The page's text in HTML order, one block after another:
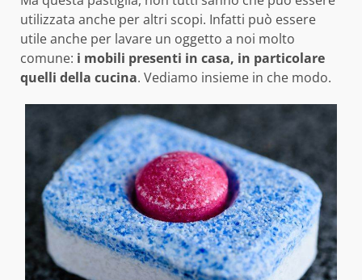
utilizzata anche per altri scopi. Infatti può essere
utile anche per lavare un oggetto a noi molto
comune: i mobili presenti in casa, in particolare
quelli della cucina. Vediamo insieme in che modo.